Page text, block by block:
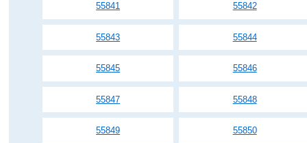
55841 55842
55843 55844
55845 55846
55847 55848
55849 55850